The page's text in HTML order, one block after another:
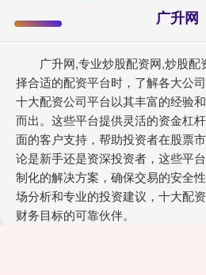
广升网
广升网,专业炒股配资网,炒股
择合适的配资平台时，了解各大公
十大配资公司平台以其丰富的经验
而出。这些平台提供灵活的资金杠
面的客户支持，帮助投资者在股票
论是新手还是资深投资者，这些平
制化的解决方案，确保交易的安全
场分析和专业的投资建议，十大配
财务目标的可靠伙伴。